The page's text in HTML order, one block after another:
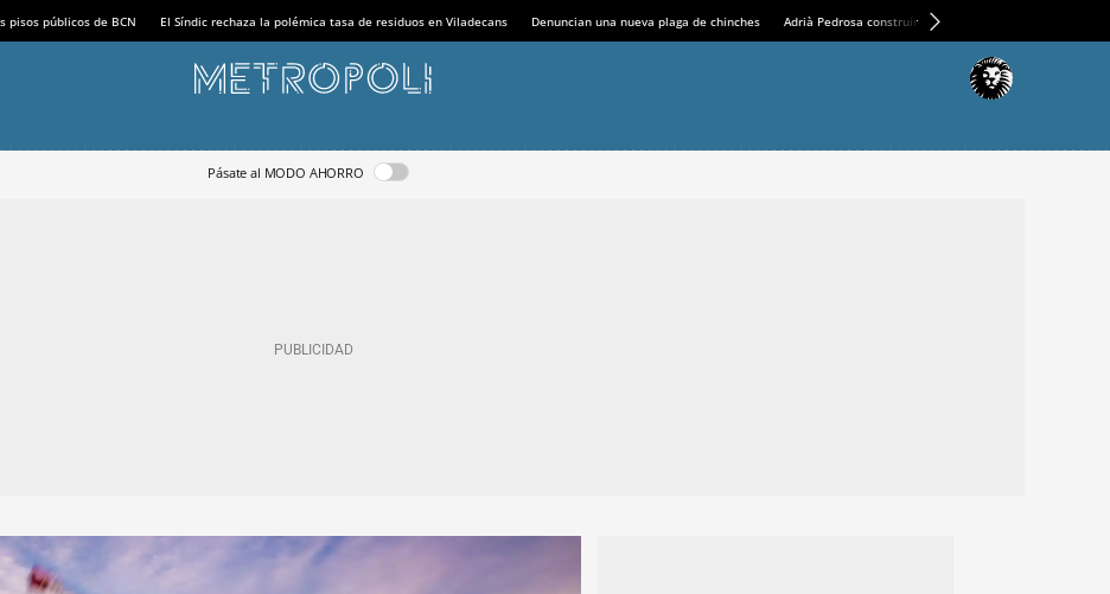
pisos públicos de BCN El Síndic rechaza la polémica tasa de residuos en Viladecans Denuncian una nueva plaga de chinches Adrià Pedrosa construirá la nueva residencia en el
Pásate al MODO AHORRO